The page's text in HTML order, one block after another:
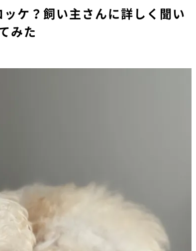
ケ？飼い主さんに詳しく聞い
みた